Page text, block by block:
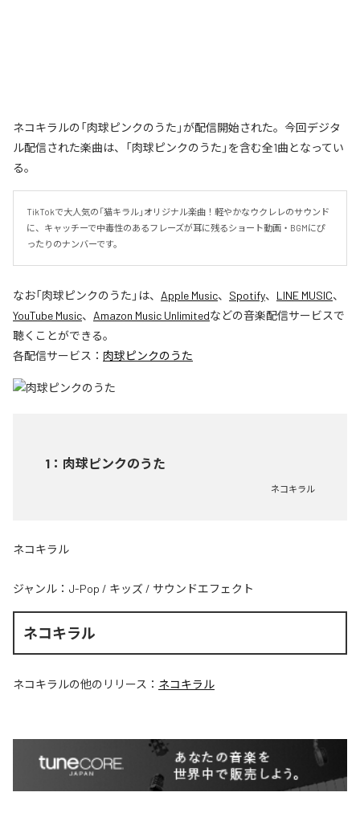
ネコキラルの「肉球ピンクのうた」が配信開始された。今回デジタ
ル配信された楽曲は、「肉球ピンクのうた」を含む全1曲となってい
る。
TikTokで大人気の「猫キラル」オリジナル楽曲！軽やかなウクレレのサウンド
に、キャッチーで中毒性のあるフレーズが耳に残るショート動画・BGMにぴ
ったりのナンバーです。
なお「肉球ピンクのうた 」は、 Apple Music、 Spotify、 LINE MUSIC、
YouTube Music、 Amazon Music Unlimitedなどの音楽配信サービスで
聴くことができる。
各配信サービス： 肉球ピンクのうた
1 ： 肉球ピンクのうた
ネコキラル
ネコキラル
ジャンル： J-Pop / キッズ / サウンドエフェクト
ネコキラル
ネコキラルの他のリリース： ネコキラル